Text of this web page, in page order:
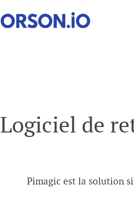
Logiciel de
Pimagic est la solution